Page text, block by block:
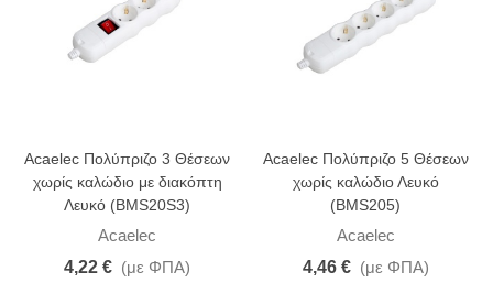
Acaelec Πολύπριζο 3 Θέσεων
χωρίς καλώδιο με διακόπτη
Λευκό (BMS20S3)
Acaelec
4,22 € (με ΦΠΑ)
Acaelec Πολύπριζο 5 Θέσεων
χωρίς καλώδιο Λευκό
(BMS205)
Acaelec
4,46 € (με ΦΠΑ)